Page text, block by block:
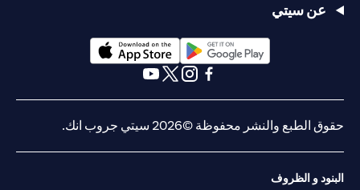
عن سيتي
(opens in a new tab)
حقوق الطبع والنشر محفوظة ©2026 سيتي جروب انك.
البنود و الظروف